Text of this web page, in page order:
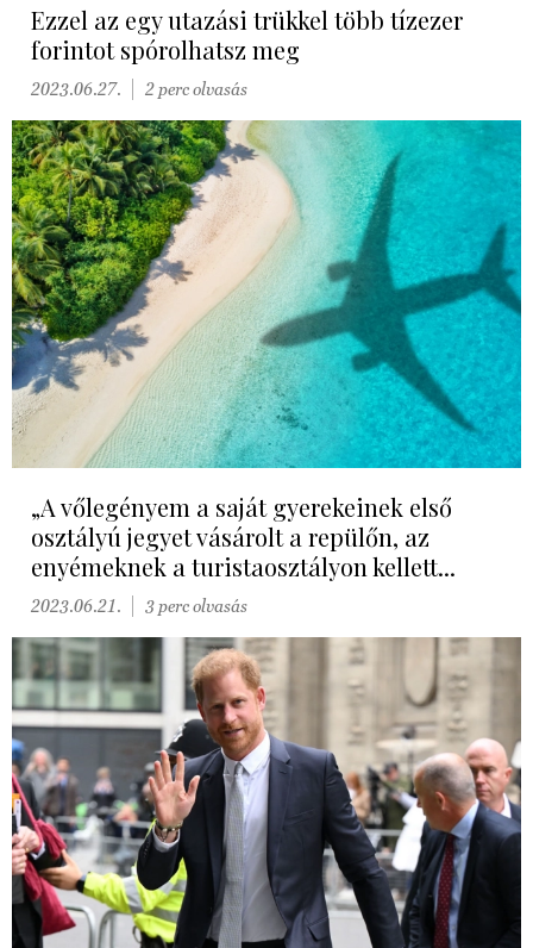
Ezzel az egy utazási trükkel több tízezer
forintot spórolhatsz meg
2023.06.27. 2 perc olvasás
„A vőlegényem a saját gyerekeinek első
osztályú jegyet vásárolt a repülőn, az
enyémeknek a turistaosztályon kellett...
2023.06.21. 3 perc olvasás